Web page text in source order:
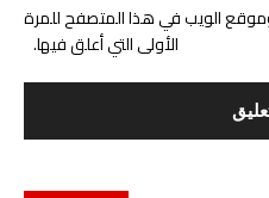
الويب في هذا المتصفح للمرة
الأولى التي أعلق فيها.